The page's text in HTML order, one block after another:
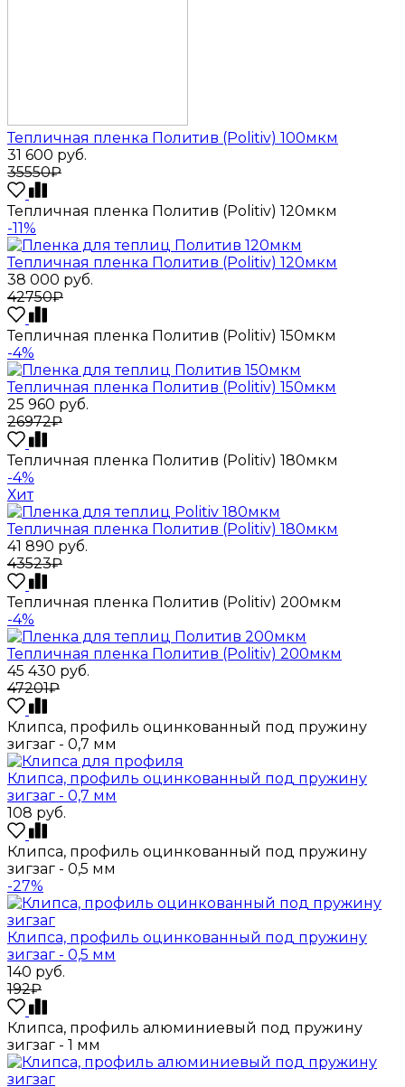
Тепличная пленка Политив (Politiv) 100мкм
31 600 руб.
35550₽
Тепличная пленка Политив (Politiv) 120мкм
-11%
Тепличная пленка Политив (Politiv) 120мкм
38 000 руб.
42750₽
Тепличная пленка Политив (Politiv) 150мкм
-4%
Тепличная пленка Политив (Politiv) 150мкм
25 960 руб.
26972₽
Тепличная пленка Политив (Politiv) 180мкм
-4%
Хит
Тепличная пленка Политив (Politiv) 180мкм
41 890 руб.
43523₽
Тепличная пленка Политив (Politiv) 200мкм
-4%
Тепличная пленка Политив (Politiv) 200мкм
45 430 руб.
47201₽
Клипса, профиль оцинкованный под пружину
зигзаг - 0,7 мм
Клипса, профиль оцинкованный под пружину
зигзаг - 0,7 мм
108 руб.
Клипса, профиль оцинкованный под пружину
зигзаг - 0,5 мм
-27%
Клипса, профиль оцинкованный под пружину
зигзаг - 0,5 мм
140 руб.
192₽
Клипса, профиль алюминиевый под пружину
зигзаг - 1 мм